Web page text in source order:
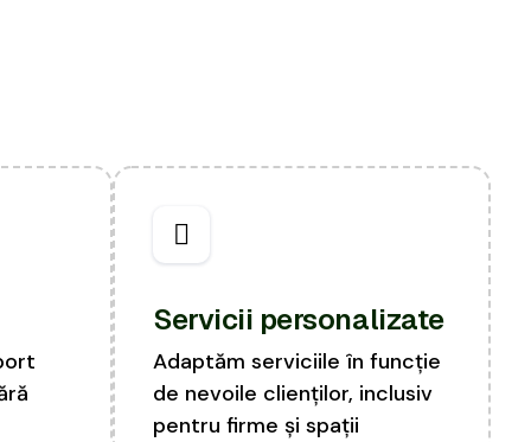
Servicii personalizate
Adaptăm serviciile în funcție
de nevoile clienților, inclusiv
pentru firme și spații